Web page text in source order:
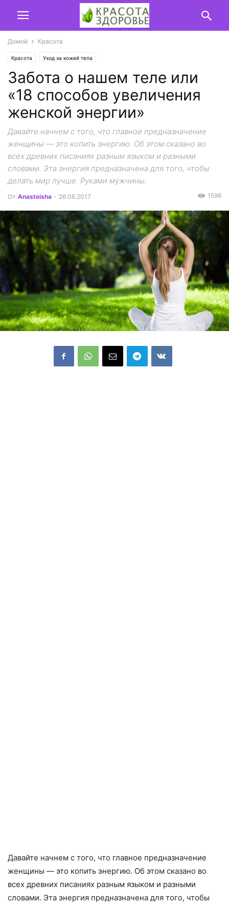
Домой Красота
Красота Уход за кожей тела
Забота о нашем теле или
«18 способов увеличения
женской энергии»
Давайте начнем с того, что главное предназначение
женщины — это копить энергию. Об этом сказано во
всех древних писаниях разным языком и разными
словами. Эта энергия предназначена для того, чтобы
делать мир лучше. Руками мужчины.
От Anasteisha - 26.06.2017 1596
Давайте начнем с того, что главное предназначение
женщины — это копить энергию. Об этом сказано во
всех древних писаниях разным языком и разными
словами. Эта энергия предназначена для того, чтобы